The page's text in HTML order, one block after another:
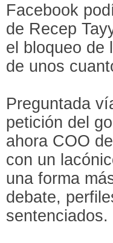
Facebook
de Recep
el bloqueo de
de unos
Preguntada
petición del
ahora COO
con un
una forma
debate,
sentenciados.